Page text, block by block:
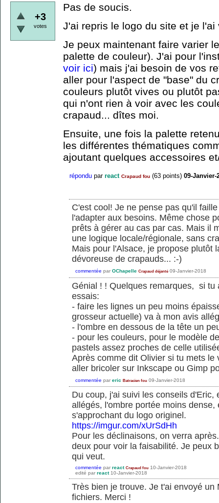
+3
votes
Pas de soucis.
J'ai repris le logo du site et je l'ai
Je peux maintenant faire varier
palette de couleur). J'ai pour
voir ici) mais j'ai besoin de vos
aller pour l'aspect de "base" du
couleurs plutôt vives ou plutôt
qui n'ont rien à voir avec les
crapaud... dîtes moi.
Ensuite, une fois la palette
les différentes thématiques
ajoutant quelques accessoires
répondu par react Crapaud fou (63 points) 09-Janvier-
C'est cool! Je ne pense pas qu'il
l'adapter aux besoins. Même chose
prêts à gérer au cas par cas. Mais il
une logique locale/régionale, sans
Mais pour l'Alsace, je propose plutôt
dévoreuse de crapauds... :-)
commentée par OChapelle Crapaud déjanté 09-Janvier-2018
Génial ! ! Quelques remarques, si tu
essais:
- faire les lignes un peu moins
grosseur actuelle) va à mon avis
- l'ombre en dessous de la tête un
- pour les couleurs, pour le modèle
pastels assez proches de celle
Après comme dit Olivier si tu mets
aller bricoler sur Inkscape ou Gimp
commentée par eric Batracien fou 09-Janvier-2018
Du coup, j'ai suivi les conseils
allégés, l'ombre portée moins
s'approchant du logo originel.
https://imgur.com/xUrSdHh
Pour les déclinaisons, on verra
deux pour voir la faisabilité. Je peux
qui veut.
commentée par react Crapaud fou 10-Janvier-2018
edité par react 10-Janvier-2018
Très bien je trouve. Je t'ai envoyé un
fichiers. Merci !